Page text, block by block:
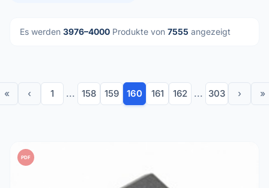
Es werden 3976–4000 Produkte von 7555 angezeigt
« ‹ 1 ... 158 159 160 161 162 ... 303 › »
PDF